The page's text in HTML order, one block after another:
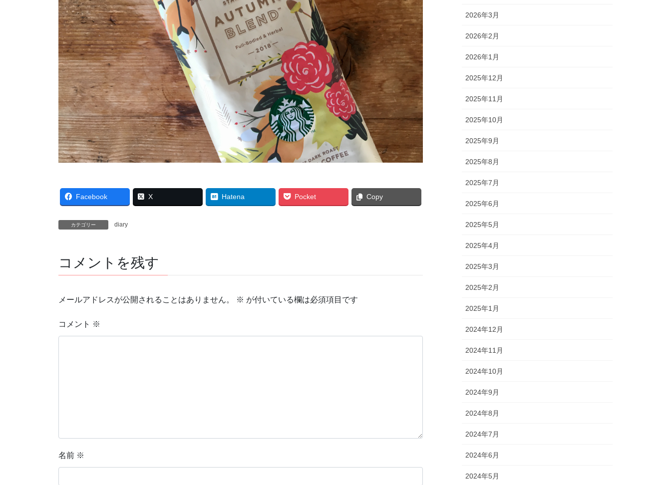
Facebook X Hatena Pocket Copy
カテゴリー diary
コメントを残す
メールアドレスが公開されることはありません。 ※ が付いている欄は必須項目です
コメント ※
名前 ※
2026年3月
2026年2月
2026年1月
2025年12月
2025年11月
2025年10月
2025年9月
2025年8月
2025年7月
2025年6月
2025年5月
2025年4月
2025年3月
2025年2月
2025年1月
2024年12月
2024年11月
2024年10月
2024年9月
2024年8月
2024年7月
2024年6月
2024年5月